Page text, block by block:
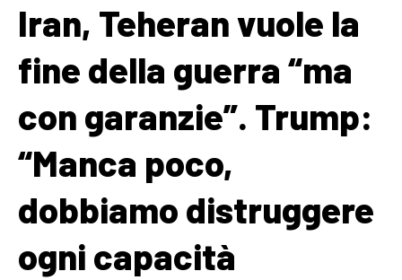
Iran, Teheran vuole la
fine della guerra “ma
con garanzie”. Trump:
“Manca poco,
dobbiamo distruggere
ogni capacità